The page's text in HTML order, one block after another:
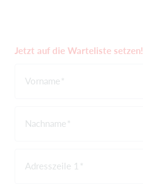
Jetzt auf die Warteliste setzen!
Vorname
Nachname
Adresszeile 1